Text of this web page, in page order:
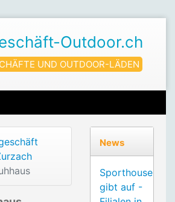
Outdoor.ch
UND OUTDOOR-LÄDEN
News
Sporthouse
gibt auf -